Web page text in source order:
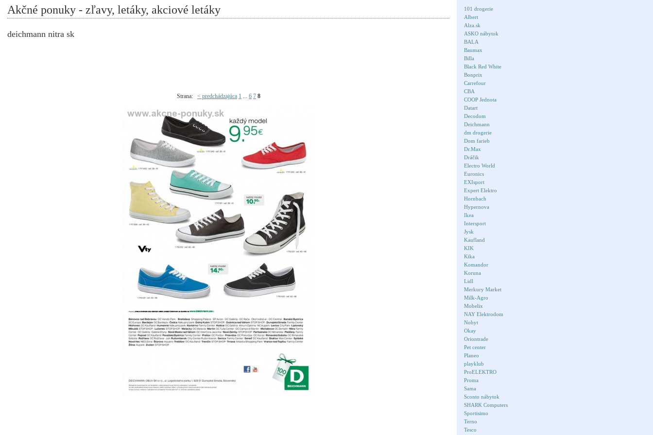
Akčné ponuky - zľavy, letáky, akciové letáky
101 drogerie
Albert
Alza.sk
ASKO nábytok
BALA
Baumax
Billa
Black Red White
Bonprix
Carrefour
CBA
COOP Jednota
Datart
Decodom
Deichmann
dm drogerie
Dom farieb
Dr.Max
Dráčik
Electro World
Euronics
EXIsport
Expert Elektro
Hornbach
Hypernova
Ikea
Intersport
Jysk
Kaufland
KIK
Kika
Komandor
Koruna
Lidl
Merkury Market
Milk-Agro
Mobelix
NAY Elektrodom
Nobyt
Okay
Oriontrade
Pet center
Planeo
playklub
ProELEKTRO
Proma
Sama
Sconto nábytok
SHARK Computers
Sportisimo
Terno
Tesco
deichmann nitra sk
Strana: < predchádzajúca 1 ... 6 7 8